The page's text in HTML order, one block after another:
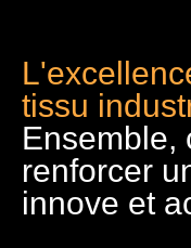
tissu
Ensemble,
renforcer
innove et